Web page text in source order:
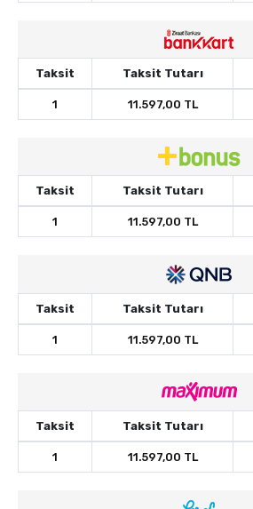
Taksit Taksit Tutarı
1 11.597,00 TL
Taksit Taksit Tutarı
1 11.597,00 TL
Taksit Taksit Tutarı
1 11.597,00 TL
Taksit Taksit Tutarı
1 11.597,00 TL